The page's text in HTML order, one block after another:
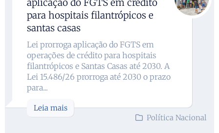
para hospitais filantrópicos e
santas casas
Lei prorroga aplicação do FGTS em
operações de crédito para hospitais
filantrópicos e Santas Casas até 2030. A
Lei 15.486/26 prorroga até 2030 o prazo
para...
Leia mais
Política Nacional